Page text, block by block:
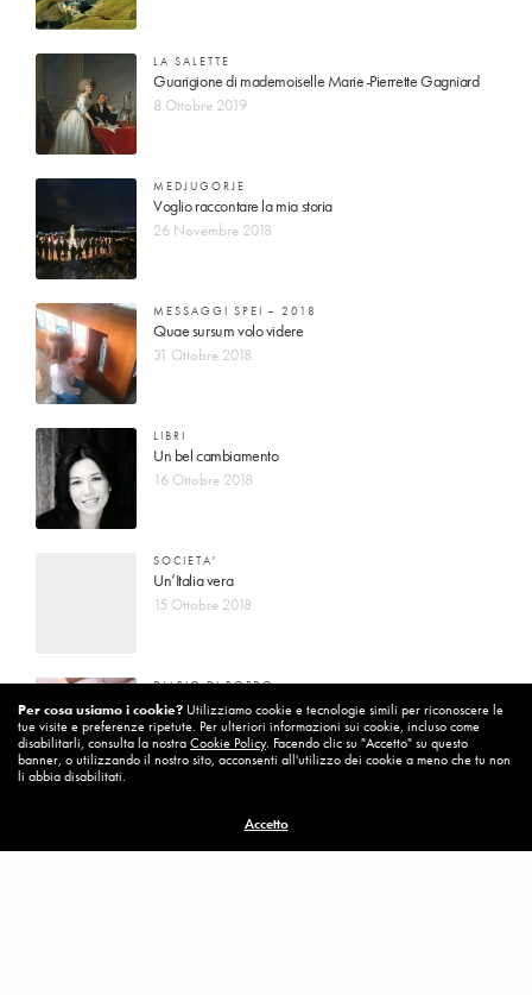
LA SALETTE
Guarigione di mademoiselle Marie-Pierrette Gagniard
8 Ottobre 2019
MEDJUGORJE
Voglio raccontare la mia storia
26 Novembre 2018
MESSAGGI SPEI – 2018
Quae sursum volo videre
31 Ottobre 2018
LIBRI
Un bel cambiamento
16 Ottobre 2018
SOCIETA'
Un’Italia vera
15 Ottobre 2018
DIARIO DI BORDO
La vita vince sempre
8 Ottobre 2018
Per cambiare ci vuole coraggio
8 Ottobre 2018
Per cosa usiamo i cookie? Utilizziamo cookie e tecnologie simili per riconoscere le
tue visite e preferenze ripetute. Per ulteriori informazioni sui cookie, incluso come
disabilitarli, consulta la nostraCookie Policy. Facendo clic su "Accetto" su questo
banner, o utilizzando il nostro sito, acconsenti all'utilizzo dei cookie a meno che tu non
li abbia disabilitati.
Accetto